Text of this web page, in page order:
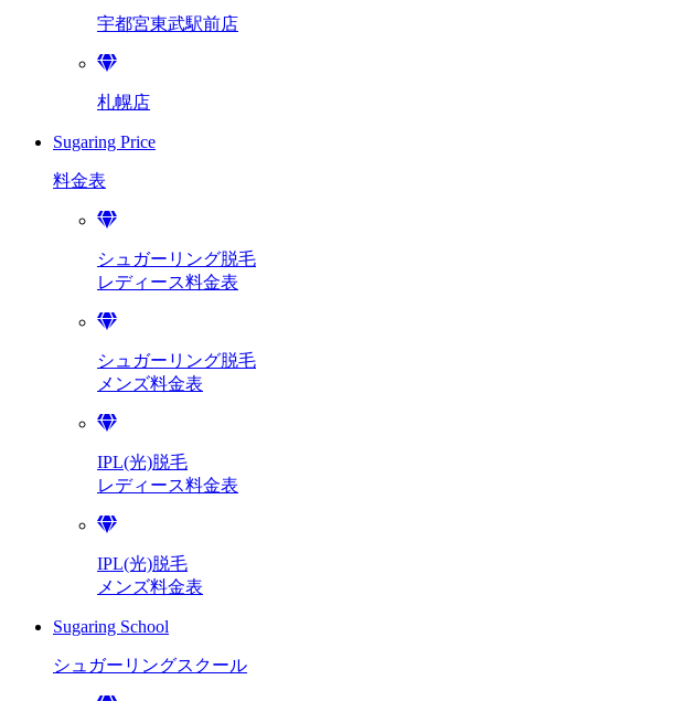
宇都宮東武駅前店
札幌店
Sugaring Price
料金表
シュガーリング脱毛
レディース料金表
シュガーリング脱毛
メンズ料金表
IPL(光)脱毛
レディース料金表
IPL(光)脱毛
メンズ料金表
Sugaring School
シュガーリングスクール